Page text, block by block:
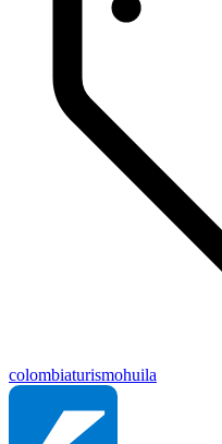
colombiaturismohuila